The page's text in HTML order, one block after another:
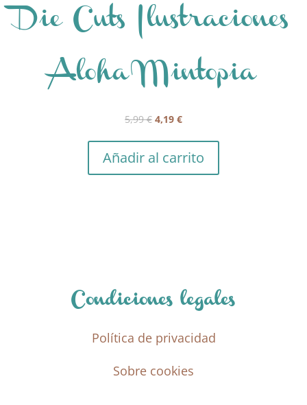
Die Cuts Ilustraciones
Aloha Mintopia
5,99€ El
original
era:
4,19 €El
actual
es:
Añadir al carrito
Condiciones legales
Política de privacidad
Sobre cookies